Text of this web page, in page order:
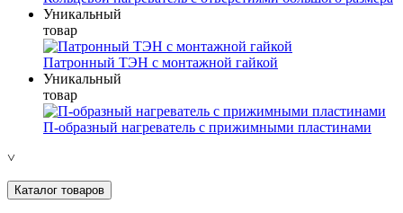
Уникальный
товар
Патронный ТЭН с монтажной гайкой
Уникальный
товар
П-образный нагреватель с прижимными пластинами
˅
Каталог товаров